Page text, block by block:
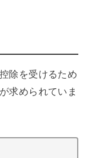
除を受けるため
求められていま